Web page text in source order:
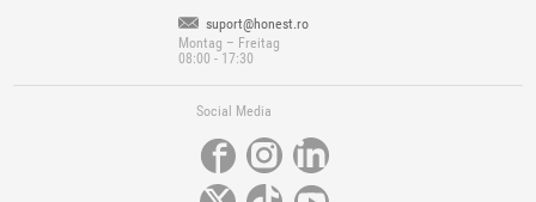
suport@honest.ro
Montag – Freitag
08:00 - 17:30
Social Media